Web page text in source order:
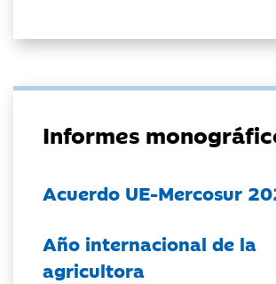
Informes
Acuerdo UE-Mercosur
Año internacional de la
agricultora